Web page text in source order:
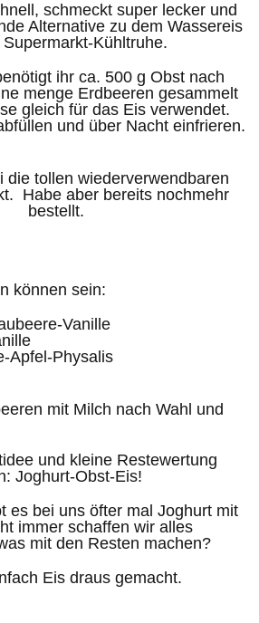
schmeckt super lecker und
Alternative zu dem Wassereis
Kühltruhe.
ihr ca. 500 g Obst nach
menge Erdbeeren gesammelt
gleich für das Eis verwendet.
und über Nacht einfrieren.
die tollen wiederverwendbaren
Habe aber bereits nochmehr
bestellt.
können sein:
Vanille
Apfel-Physalis
mit Milch nach Wahl und
und kleine Restewertung
Joghurt-Obst-Eis!
es bei uns öfter mal Joghurt mit
immer schaffen wir alles
mit den Resten machen?
Eis draus gemacht.